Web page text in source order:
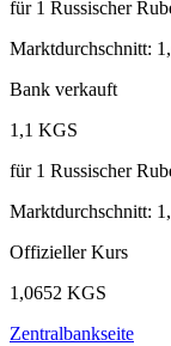
für1 Russischer
Marktdurchschnitt:
Bank verkauft
1,1 KGS
für1 Russischer
Marktdurchschnitt:
Offizieller Kurs
1,0652 KGS
Zentralbankseite